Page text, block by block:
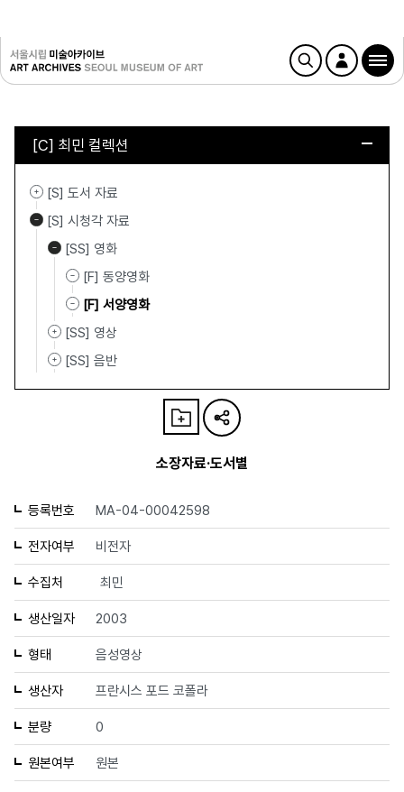
[C] 최민 컬렉션
[S] 도서 자료
[S] 시청각 자료
[SS] 영화
[F] 동양영화
[F] 서양영화
[SS] 영상
[SS] 음반
소장자료·도서별
등록번호 MA-04-00042598
전자여부 비전자
수집처 최민
생산일자 2003
형태 음성영상
생산자 프란시스 포드 코폴라
분량 0
원본여부 원본